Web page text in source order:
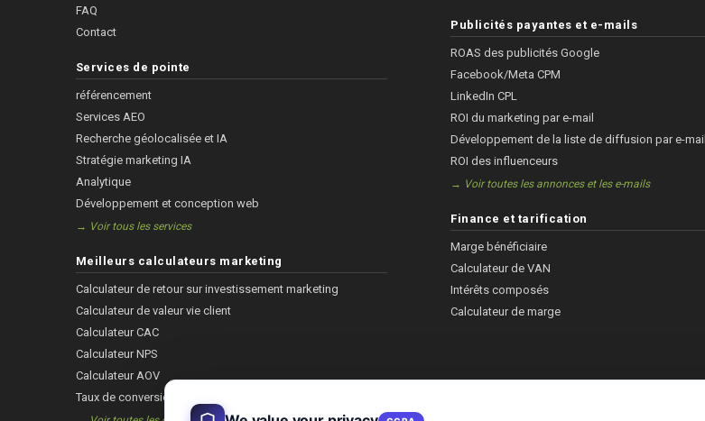
FAQ
Contact
Services de pointe
référencement
Services AEO
Recherche géolocalisée et IA
Stratégie marketing IA
Analytique
Développement et conception web
→ Voir tous les services
Meilleurs calculateurs marketing
Calculateur de retour sur investissement marketing
Calculateur de valeur vie client
Calculateur CAC
Calculateur NPS
Calculateur AOV
Taux de conversion
Publicités payantes et e-mails
ROAS des publicités Google
Facebook/Meta CPM
LinkedIn CPL
ROI du marketing par e-mail
Développement de la liste de diffusion par e-mail
ROI des influenceurs
→ Voir toutes les annonces et les e-mails
Finance et tarification
Marge bénéficiaire
Calculateur de VAN
Intérêts composés
Calculateur de marge